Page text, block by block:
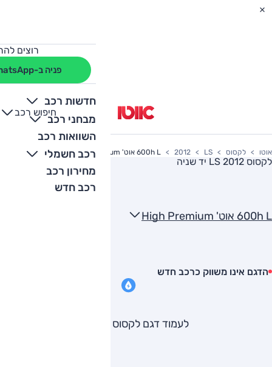
רוצים
פניה ב-WhatsApp
חדשות רכב
מבחני רכב
השוואות רכב
רכב חשמלי
מחירון רכב
רכב חדש
חיפוש רכב
+
-
אוטו לקסוס LS
2012 600h L אוט' High Premium
לקסוס LS 2012 יד שניה
600h L אוט' High Premium
הדגם אינו משווק כרכב חדש
לעמוד דגם לקסוס LS